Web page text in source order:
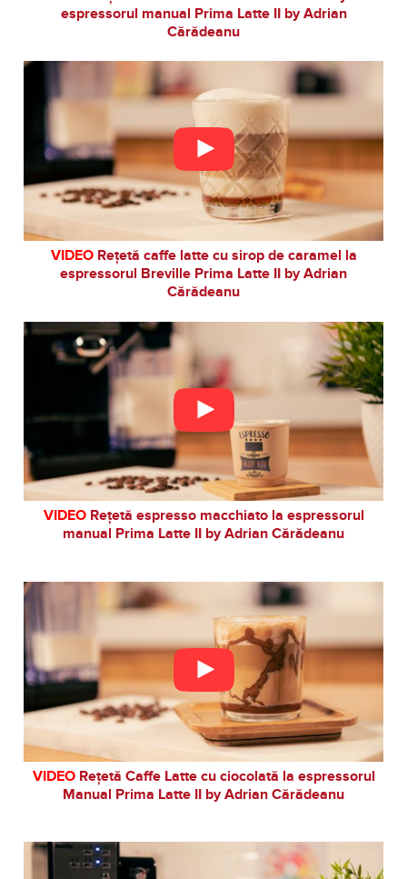
espressorul manual Prima Latte II by Adrian
Cărădeanu
VIDEORețetă caffe latte cu sirop de caramel la
espressorul Breville Prima Latte II by Adrian
Cărădeanu
VIDEORețetă espresso macchiato la espressorul
manual Prima Latte II by Adrian Cărădeanu
VIDEORețetă Caffe Latte cu ciocolată la espressorul
Manual Prima Latte II by Adrian Cărădeanu